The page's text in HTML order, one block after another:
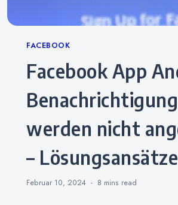
Categories
FACEBOOK
Facebook App Android –
werden nicht
– Lösungsansätze
Februar 10, 2024 8 mins read